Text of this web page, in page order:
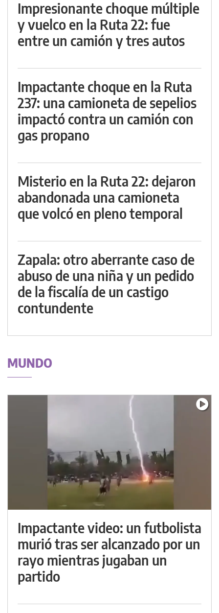
Impresionante choque múltiple
y vuelco en la Ruta 22: fue
entre un camión y tres autos
Impactante choque en la Ruta
237: una camioneta de sepelios
impactó contra un camión con
gas propano
Misterio en la Ruta 22: dejaron
abandonada una camioneta
que volcó en pleno temporal
Zapala: otro aberrante caso de
abuso de una niña y un pedido
de la fiscalía de un castigo
contundente
MUNDO
Impactante video: un futbolista
murió tras ser alcanzado por un
rayo mientras jugaban un
partido